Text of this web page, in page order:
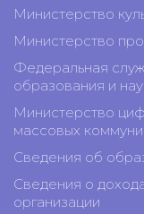
Лучший
"Конрад
"Мобиль",
Приз за
Лучший
Ян Меттлер,
Лучшая
Приз
Германия.
В рамках
изящных
Министерство
Министерство
Федеральная
образования и
Министерство
массовых
Сведения об
Сведения о
организации